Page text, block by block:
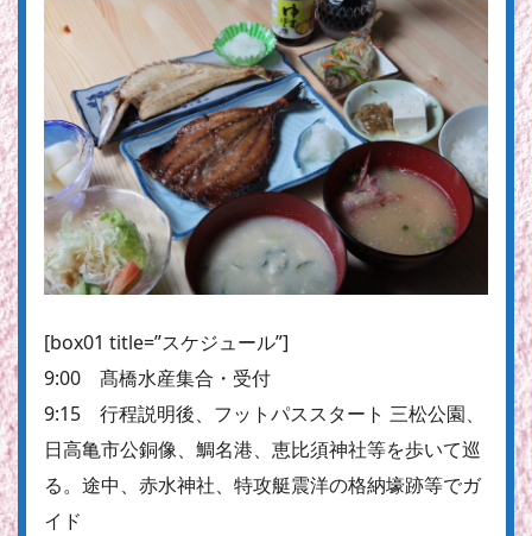
[box01 title=”スケジュール”]
9:00 髙橋水産集合・受付
9:15 行程説明後、フットパススタート 三松公園、
日高亀市公銅像、鯛名港、恵比須神社等を歩いて巡
る。途中、赤水神社、特攻艇震洋の格納壕跡等でガ
イド